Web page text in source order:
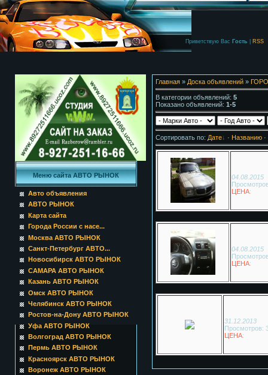
Приветствую Вас Гость RSS
Меню сайта АВТО РЫНОК
Авто объявления
АВТО РЫНОК
Карта сайта
Города России с насе...
Москва АВТО РЫНОК
Санкт-Петербург АВТО...
Новосибирск АВТО РЫНОК
САМАРА АВТО РЫНОК
Казань АВТО РЫНОК
Омск АВТО РЫНОК
Челябинск АВТО РЫНОК
Ростов-на-Дону АВТО РЫНОК
Уфа АВТО РЫНОК
Волгоград АВТО РЫНОК
Пермь АВТО РЫНОК
Красноярск АВТО РЫНОК
Воронеж АВТО РЫНОК
Главная» Доска объявлений»
В категории объявлений: 5
Показано объявлений: 1-5
Сортировать по: Дате · Названию·
04.08.2015
ЦЕНА:
04.08.2015
ЦЕНА:
31.12.2013
Просмотров:
ЦЕНА: